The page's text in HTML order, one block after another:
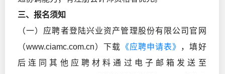
三、报名须知
（一）应聘者登陆兴业资产管理股份有限公司官网
（www.ciamc.com.cn）下载 《应聘申请表》 ，填好
后连同其他应聘材料通过电子邮箱发送至